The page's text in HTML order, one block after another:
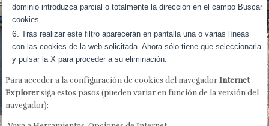
dominio introduzca parcial o totalmente la dirección en el campo Buscar
cookies.
Tras realizar este filtro aparecerán en pantalla una o varias líneas
con las cookies de la web solicitada. Ahora sólo tiene que seleccionarla
y pulsar la X para proceder a su eliminación.
Para acceder a la configuración de cookies del navegadorInternet
Explorersiga estos pasos (pueden variar en función de la versión del
navegador):